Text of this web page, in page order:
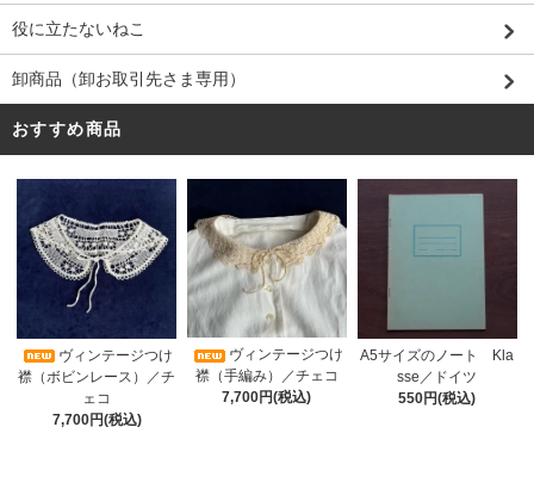
役に立たないねこ
卸商品（卸お取引先さま専用）
おすすめ商品
ヴィンテージつけ
襟（ボビンレース）／チ
ェコ
7,700円(税込)
ヴィンテージつけ
襟（手編み）／チェコ
7,700円(税込)
A5サイズのノート Kla
sse／ドイツ
550円(税込)